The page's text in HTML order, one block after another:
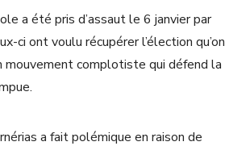
a été pris d’assaut le 6 janvier par
ci ont voulu récupérer l’élection qu’on
mouvement complotiste qui défend la
a fait polémique en raison de